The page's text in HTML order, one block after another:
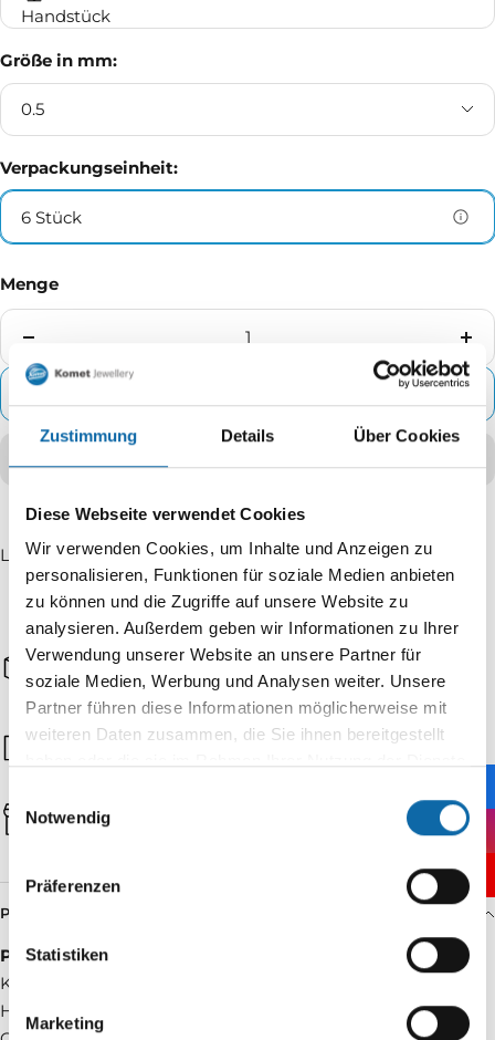
Zustimmung Details Über Cookies
Diese Webseite verwendet Cookies
Wir verwenden Cookies, um Inhalte und Anzeigen zu
personalisieren, Funktionen für soziale Medien anbieten
zu können und die Zugriffe auf unsere Website zu
analysieren. Außerdem geben wir Informationen zu Ihrer
Verwendung unserer Website an unsere Partner für
soziale Medien, Werbung und Analysen weiter. Unsere
Partner führen diese Informationen möglicherweise mit
weiteren Daten zusammen, die Sie ihnen bereitgestellt
Notwendig
Präferenzen
Statistiken
Marketing
Handstück
Größe in mm:
0.5
Verpackungseinheit:
6 Stück
Menge
verringern
Lieferzeit: 2 - 5 Werktage
Schneller Versand
Schneller und zuverlässiger Versand auf alle Bestellungen
Sichere Bezahlung
Ihre Daten sind geschützt – einfache und sichere
Zahlungsmethoden.
Made in Germany
Tradition und Qualität seit 1923 – gefertigt in Deutschland.
PRODUKTBESCHREIBUNG
Produktbeschreibung:
Konus-Fräser, mit Querhieb
Hervorragende und präzise Arbeitsergebnisse für